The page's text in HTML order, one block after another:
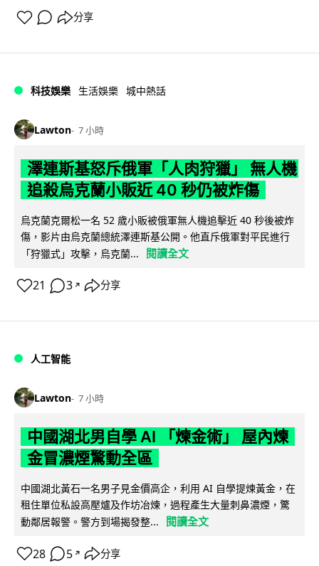
分享
科技娛樂 生活娛樂 城中熱話
Lawton 7 小時
澤連斯基怒斥俄軍「人肉狩獵」 無人機
追殺烏克蘭小販近 40 秒仍被炸傷
烏克蘭克爾松一名 52 歲小販被俄軍無人機追擊近 40 秒後被炸
傷，影片由烏克蘭總統澤連斯基公開。他直斥俄軍對平民進行
「狩獵式」攻擊，烏克蘭...
閱讀全文
21 3 ↗ 分享
人工智能
Lawton 7 小時
中國湖北男自學 AI 「煉金術」 屋內煉
金冒濃煙驚動全區
中國湖北黃石一名男子見金價高企，利用 AI 自學提煉黃金，在
租住單位私設高壓爐及作坊冶煉，過程產生大量刺鼻濃煙，驚
動鄰居報警。警方到場揭發整...
閱讀全文
28 5 ↗ 分享